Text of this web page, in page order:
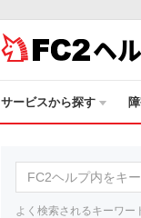
ヘ
サービスから探す
よく検索されるキーワー